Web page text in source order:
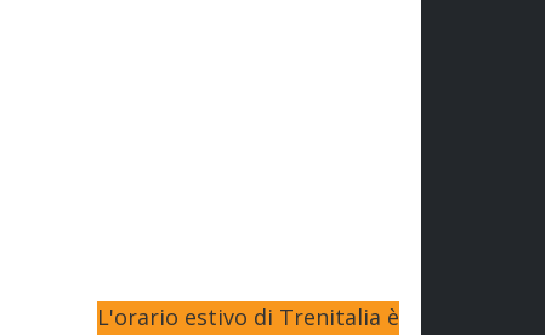
L'orario estivo di Trenitalia è